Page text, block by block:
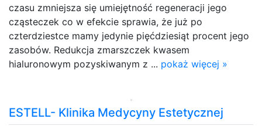
czasu zmniejsza się umiejętność regeneracji jego
cząsteczek co w efekcie sprawia, że już po
czterdziestce mamy jedynie pięćdziesiąt procent jego
zasobów. Redukcja zmarszczek kwasem
hialuronowym pozyskiwanym z ... pokaż więcej »
ESTELL- Klinika Medycyny Estetycznej